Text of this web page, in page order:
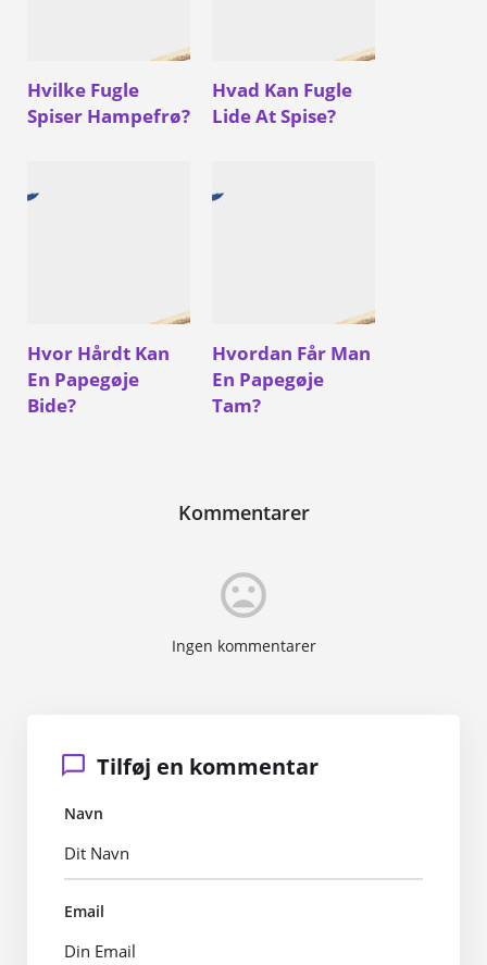
Hvilke Fugle
Spiser Hampefrø?
Hvad Kan Fugle
Lide At Spise?
Hvor Hårdt Kan
En Papegøje
Bide?
Hvordan Får Man
En Papegøje
Tam?
Kommentarer
mood_bad
Ingen kommentarer
Tilføj en kommentar
Navn
Email